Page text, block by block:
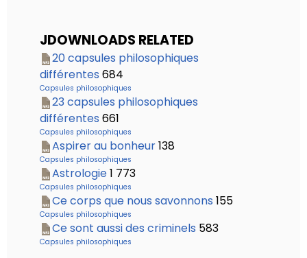
JDOWNLOADS RELATED
20 capsules philosophiques
différentes 684
Capsules philosophiques
23 capsules philosophiques
différentes 661
Capsules philosophiques
Aspirer au bonheur138
Capsules philosophiques
Astrologie1 773
Capsules philosophiques
Ce corps que nous savonnons 155
Capsules philosophiques
Ce sont aussi des criminels 583
Capsules philosophiques